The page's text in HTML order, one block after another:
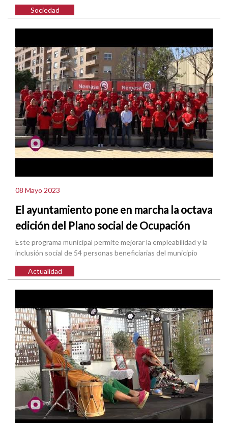
Sociedad
08 Mayo 2023
El ayuntamiento pone en marcha la octava
edición del Plano social de Ocupación
Este programa municipal permite mejorar la empleabilidad y la
inclusión social de 54 personas beneficiarias del municipio
Actualidad